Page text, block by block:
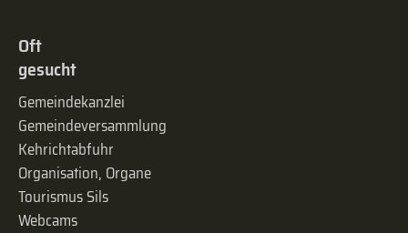
Oft
gesucht
Gemeindekanzlei
Gemeinde­versammlung
Kehrichtabfuhr
Organisation, Organe
Tourismus Sils
Webcams